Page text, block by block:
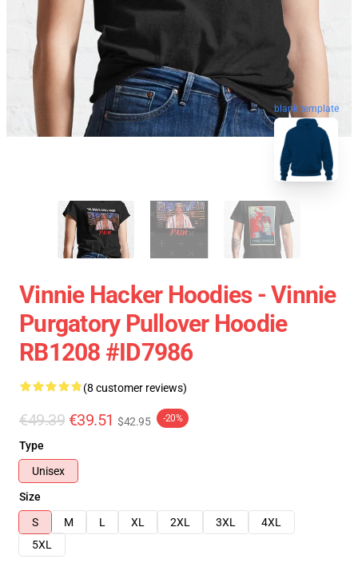
blank template
Vinnie Hacker Hoodies - Vinnie
Purgatory Pullover Hoodie
RB1208 #ID7986
(8 customer reviews)
€49.39 €39.51 $42.95 -20%
Type
Unisex
Size
S
M L XL 2XL 3XL
4XL
5XL